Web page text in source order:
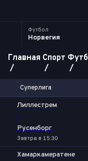
Футбол
Норвегия
Главная Спорт
Суперлига
Лиллестрем
-
Русенборг
Завтра в 15:30
Хамаркамератене